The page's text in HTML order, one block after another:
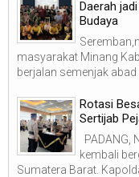
Daerah
Budaya
masyarakat Minang
berjalan semenjak abad
Rotasi
Sertijab
PADANG,
kembali
Sumatera Barat.